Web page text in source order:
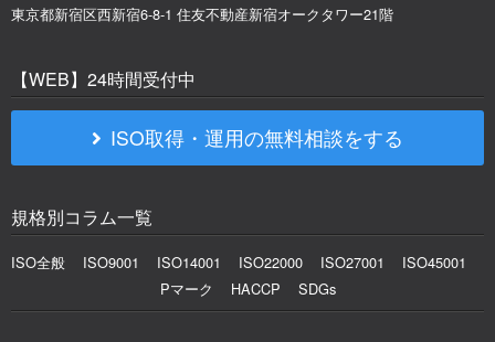
東京都新宿区西新宿6-8-1 住友不動産新宿オークタワー21階
【WEB】24時間受付中
ISO取得・運用の無料相談をする
規格別コラム一覧
ISO全般 ISO9001 ISO14001 ISO22000 ISO27001
ISO45001
Pマーク
HACCP SDGs